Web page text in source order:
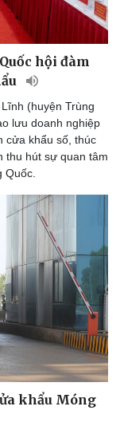
nghệ
số
hội đàm
(huyện Trùng
lưu doanh nghiệp
cửa khẩu số, thúc
thu hút sự quan tâm
Quốc.
khẩu Móng